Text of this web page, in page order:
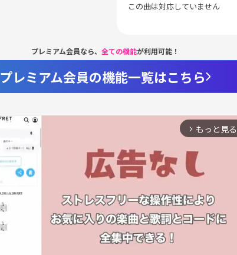
この曲は対応していません
プレミアム会員なら、 全ての機能が利用可能！
プレミアム会員の機能一覧はこちら
arrow_forward_ios もっと見る